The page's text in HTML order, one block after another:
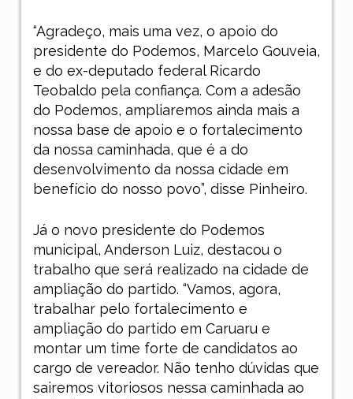
“Agradeço, mais uma vez, o apoio do
presidente do Podemos, Marcelo Gouveia,
e do ex-deputado federal Ricardo
Teobaldo pela confiança. Com a adesão
do Podemos, ampliaremos ainda mais a
nossa base de apoio e o fortalecimento
da nossa caminhada, que é a do
desenvolvimento da nossa cidade em
benefício do nosso povo”, disse Pinheiro.
Já o novo presidente do Podemos
municipal, Anderson Luiz, destacou o
trabalho que será realizado na cidade de
ampliação do partido. “Vamos, agora,
trabalhar pelo fortalecimento e
ampliação do partido em Caruaru e
montar um time forte de candidatos ao
cargo de vereador. Não tenho dúvidas que
sairemos vitoriosos nessa caminhada ao